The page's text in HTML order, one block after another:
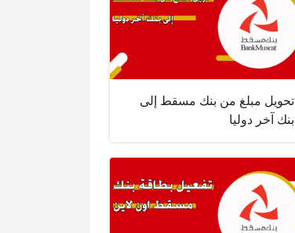
تحويل مبلغ من بنك مسقط إلى
بنك آخر دوليا